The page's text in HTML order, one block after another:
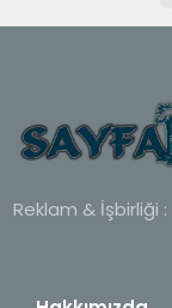
Reklam & İşbirliği :